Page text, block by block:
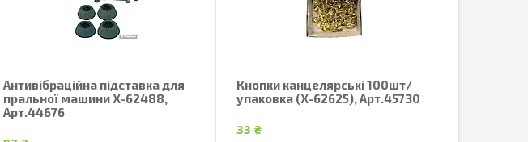
Антивібраційна підставка для
пральної машини Х-62488,
Арт.44676
Кнопки канцелярські 100шт/
упаковка (X-62625), Арт.45730
33 ₴